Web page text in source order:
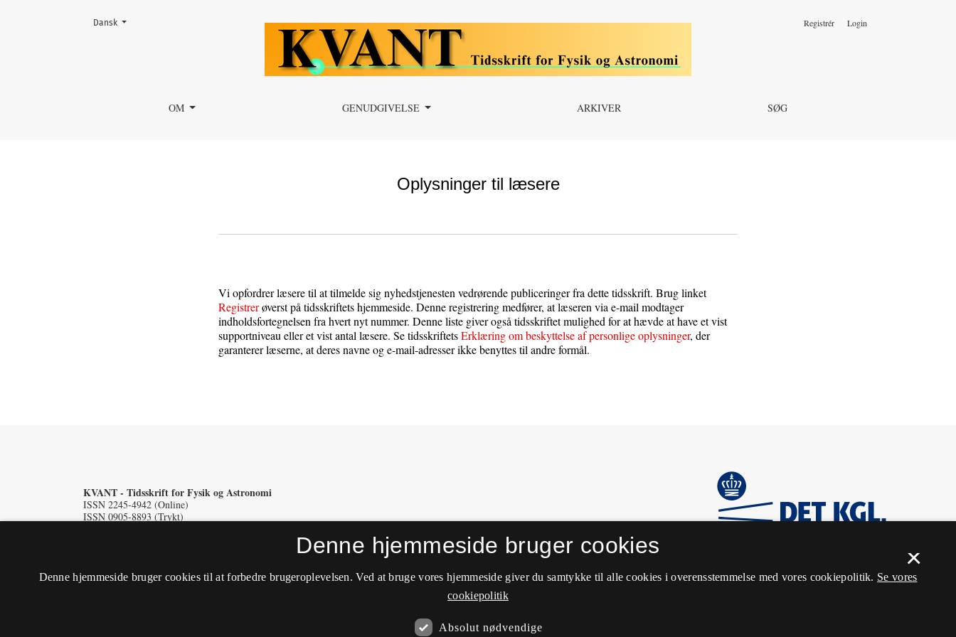
Oplysninger til læsere
OM GENUDGIVELSE ARKIVER SØG
Registrér Login
Skift sprog. Det aktuelle sprog er:
Dansk
Oplysninger til læsere
Vi opfordrer læsere til at tilmelde sig nyhedstjenesten vedrørende publiceringer fra dette tidsskrift. Brug linket
Registrerøverst på tidsskriftets hjemmeside. Denne registrering medfører, at læseren via e-mail modtager
indholdsfortegnelsen fra hvert nyt nummer. Denne liste giver også tidsskriftet mulighed for at hævde at have et vist
supportniveau eller et vist antal læsere. Se tidsskriftetsErklæring om beskyttelse af personlige oplysninger, der
garanterer læserne, at deres navne og e-mail-adresser ikke benyttes til andre formål.
KVANT - Tidsskrift for Fysik og Astronomi
ISSN 2245-4942 (Online)
ISSN 0905-8893 (Trykt)
×
Denne hjemmeside bruger cookies
Denne hjemmeside bruger cookies til at forbedre brugeroplevelsen. Ved at bruge vores hjemmeside giver du samtykke til alle cookies i overensstemmelse med vores cookiepolitik. Se vores
cookiepolitik
Absolut nødvendige